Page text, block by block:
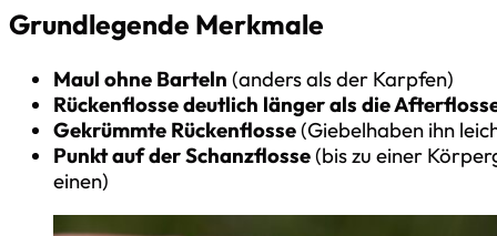
Grundlegende Merkmale
Maul ohne Barteln (anders als der Karpfen)
Rückenflosse deutlich längerals die
Gekrümmte Rückenflosse(Giebelhaben ihn
Punkt auf der Schanzflosse(bis zu einer
einen)